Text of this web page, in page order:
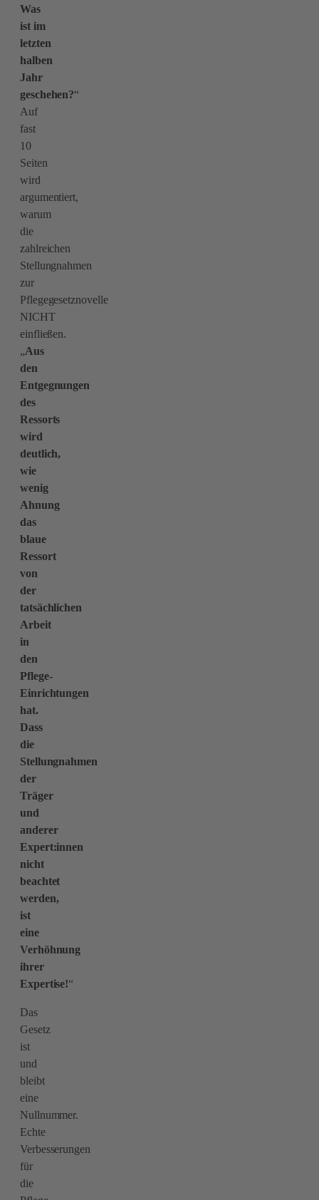
Was
ist im
letzten
halben
Jahr
geschehen?“
Auf
fast
10
Seiten
wird
argumentiert,
warum
die
zahlreichen
Stellungnahmen
zur
Pflegegesetznovelle
NICHT
einfließen.
„Aus
den
Entgegnungen
des
Ressorts
wird
deutlich,
wie
wenig
Ahnung
das
blaue
Ressort
von
der
tatsächlichen
Arbeit
in
den
Pflege-
Einrichtungen
hat.
Dass
die
Stellungnahmen
der
Träger
und
anderer
Expert:innen
nicht
beachtet
werden,
ist
eine
Verhöhnung
ihrer
Expertise!“
Das
Gesetz
ist
und
bleibt
eine
Nullnummer.
Echte
Verbesserungen
für
die